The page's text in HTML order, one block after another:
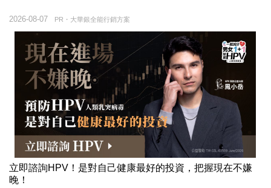
PR・大華銀全能行銷方案
2026-08-07
立即諮詢HPV！是對自己健康最好的投資，把握現在不嫌
晚！